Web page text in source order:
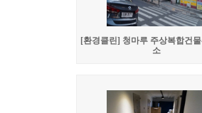
[환경클린] 청마루 주상복합건
소